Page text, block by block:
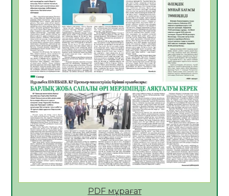
06.08.2026
47
АПВ вакцинасы туралы мәлімет
06.08.2026
45
Open Air: Қызылорда облысы полиция
департаменті 20 мыңнан астам
көрерменнің қауіпсіздігін қамтамасыз етті
06.08.2026
59
ҚЫЗЫЛОРДАДА «САНАЛЫ ҰРПАҚ –
ЖАРҚЫН БОЛАШАҚ» АТТЫ КЕҢЕЙТІЛГЕН
МӘЖІЛІС ӨТТІ
05.08.2026
60
Қазақстан Орталық Азиядағы көшуге ең
PDF мұрағат